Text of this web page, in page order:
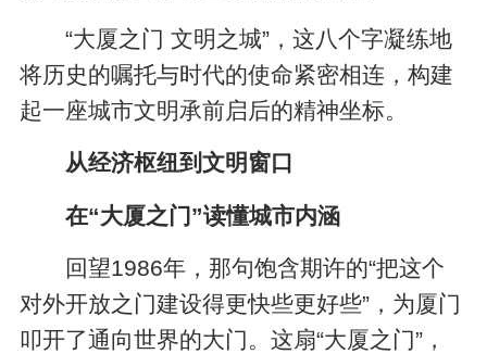
“大厦之门 文明之城”，这八个字凝练地
将历史的嘱托与时代的使命紧密相连，构建
起一座城市文明承前启后的精神坐标。
从经济枢纽到文明窗口
在“大厦之门”读懂城市内涵
回望1986年，那句饱含期许的“把这个
对外开放之门建设得更快些更好些”，为厦门
叩开了通向世界的大门。这扇“大厦之门”，